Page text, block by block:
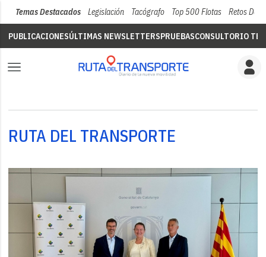
Temas Destacados Legislación Tacógrafo Top 500 Flotas Retos Del
PUBLICACIONESÚLTIMAS NEWSLETTERSPRUEBASCONSULTORIO
RUTA DEL TRANSPORTE